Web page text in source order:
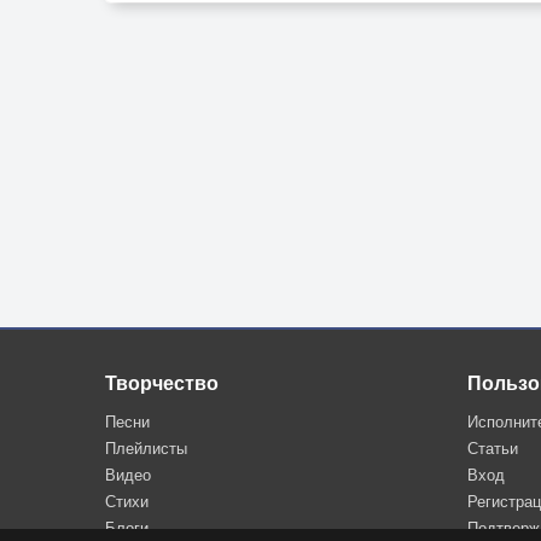
И сценарий всей жизни придумал давно.
Творчество
Песни
Плейлисты
Видео
Стихи
Блоги
Статьи
Вход